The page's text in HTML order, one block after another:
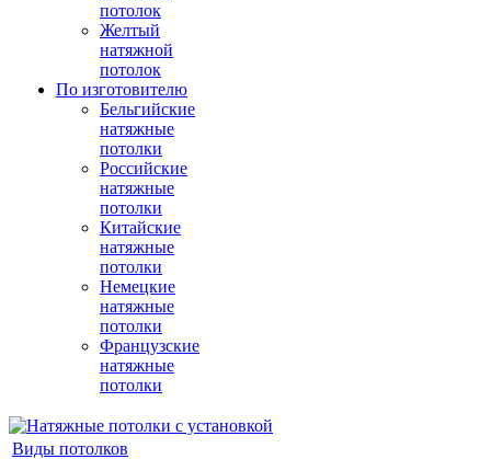
потолок
Желтый
натяжной
потолок
По изготовителю
Бельгийские
натяжные
потолки
Российские
натяжные
потолки
Китайские
натяжные
потолки
Немецкие
натяжные
потолки
Французские
натяжные
потолки
Виды потолков